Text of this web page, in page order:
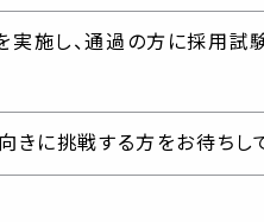
実施し、通過の方に採用試
きに挑戦する方をお待ちし